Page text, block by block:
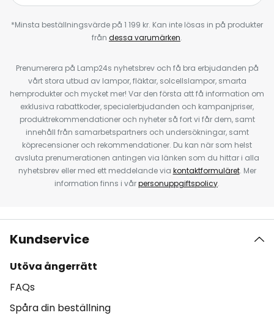
*Minsta beställningsvärde på 1 199 kr. Kan inte lösas in på produkter
från dessa varumärken.
Prenumerera på Lamp24s nyhetsbrev och få bra erbjudanden på
vårt stora utbud av lampor, fläktar, solcellslampor, smarta
hemprodukter och mycket mer! Var den första att få information om
exklusiva rabattkoder, specialerbjudanden och kampanjpriser,
produktrekommendationer och nyheter så fort vi får dem, samt
innehåll från samarbetspartners och undersökningar, samt
köprecensioner och rekommendationer. Du kan när som helst
avsluta prenumerationen antingen via länken som du hittar i alla
nyhetsbrev eller med ett meddelande via kontaktformuläret. Mer
information finns i vårpersonuppgiftspolicy.
Kundservice
Utöva ångerrätt
FAQs
Spåra din beställning